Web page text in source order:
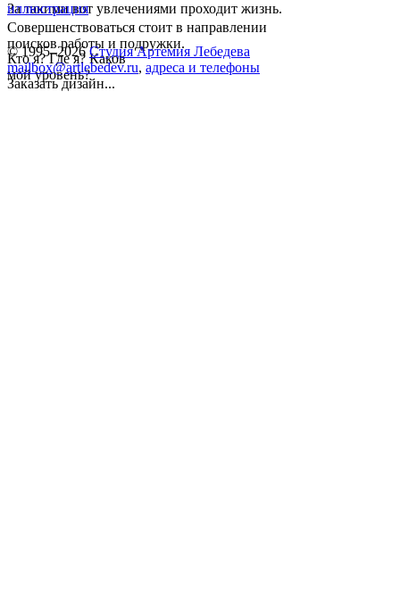
За такими вот увлечениями проходит жизнь.
Совершенствоваться стоит в направлении
поисков работы и подружки.
Кто я? Где я? Каков
мой уровень?
иллюстрация
© 1995–2026 Студия Артемия Лебедева
mailbox@artlebedev.ru, адреса и телефоны
Заказать дизайн...